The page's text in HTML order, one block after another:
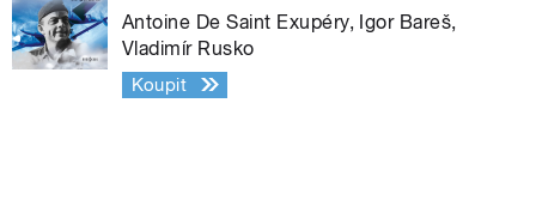
Antoine De Saint Exupéry, Igor Bareš,
Vladimír Rusko
Koupit